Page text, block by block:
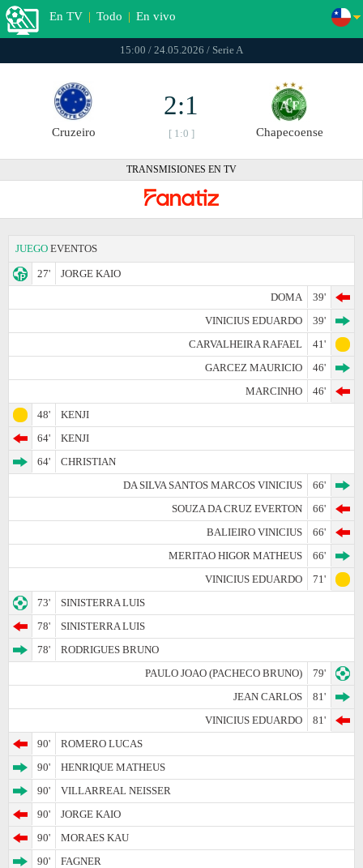
En TV | Todo | En vivo
15:00 / 24.05.2026 / Serie A
Cruzeiro
2:1
[ 1:0 ] Chapecoense
TRANSMISIONES EN TV
JUEGO EVENTOS
27'
JORGE KAIO
DOMA
39'
VINICIUS EDUARDO
39'
CARVALHEIRA RAFAEL
41'
GARCEZ MAURICIO
46'
MARCINHO
46'
48'
KENJI
64'
KENJI
64'
CHRISTIAN
DA SILVA SANTOS MARCOS VINICIUS
66'
SOUZA DA CRUZ EVERTON
66'
BALIEIRO VINICIUS
66'
MERITAO HIGOR MATHEUS
66'
VINICIUS EDUARDO
71'
73'
SINISTERRA LUIS
78'
SINISTERRA LUIS
78'
RODRIGUES BRUNO
PAULO JOAO (PACHECO BRUNO)
79'
JEAN CARLOS
81'
VINICIUS EDUARDO
81'
90'
ROMERO LUCAS
90'
HENRIQUE MATHEUS
90'
VILLARREAL NEISSER
90'
JORGE KAIO
90'
MORAES KAU
90'
FAGNER